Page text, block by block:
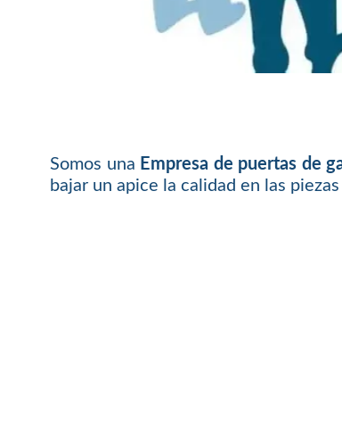
Somos una Empresa de puertas de
bajar un apice la calidad en las